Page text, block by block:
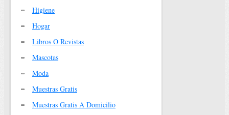
Higiene
Hogar
Libros O Revistas
Mascotas
Moda
Muestras Gratis
Muestras Gratis A Domicilio